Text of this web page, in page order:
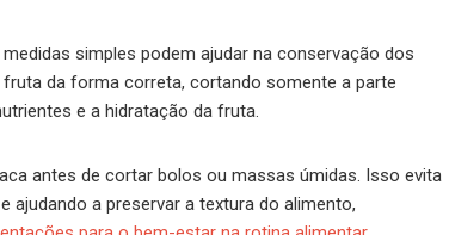
simples podem ajudar na conservação dos
da forma correta, cortando somente a parte
e a hidratação da fruta.
antes de cortar bolos ou massas úmidas. Isso evita
a preservar a textura do alimento,